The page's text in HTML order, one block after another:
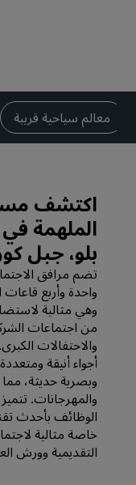
معالم سياحية قريبة
اكتشف
الملهمة
بلو، جبل
تضم مرافق
واحدة وأربع
وهي مثالية
من اجتماعات
والاحتفالات
أجواء أنيقة
وبصرية حديثة،
والمهرجانات.
الوظائف بأحدث
خاصة مثالية
التقديمية وورش